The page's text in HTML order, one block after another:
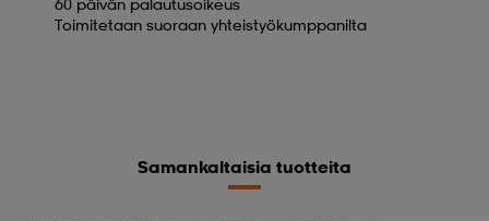
Toimitetaan suoraan yhteistyökumppanilta
Samankaltaisia tuotteita